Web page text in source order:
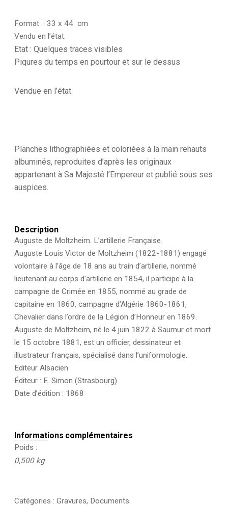
De
Moltzheim
-
Uniforme
-
Historique
-
Second
Empire
Format : 33 x 44 cm
Vendu en l’état.
Etat : Quelques traces visibles
Piqures du temps en pourtour et sur le dessus
Vendue en l’état.
Planches lithographiées et coloriées à la main rehauts
albuminés, reproduites d’après les originaux
appartenant à Sa Majesté l’Empereur et publié sous ses
auspices.
Description
Auguste de Moltzheim. L’artillerie Française.
Auguste Louis Victor de Moltzheim (1822-1881) engagé
volontaire à l’âge de 18 ans au train d’artillerie, nommé
lieutenant au corps d’artillerie en 1854, il participe à la
campagne de Crimée en 1855, nommé au grade de
capitaine en 1860, campagne d’Algérie 1860-1861,
Chevalier dans l’ordre de la Légion d’Honneur en 1869.
Auguste de Moltzheim, né le 4 juin 1822 à Saumur et mort
le 15 octobre 1881, est un officier, dessinateur et
illustrateur français, spécialisé dans l’uniformologie.
Editeur Alsacien
Éditeur : E. Simon (Strasbourg)
Date d’édition : 1868
Informations complémentaires
Poids
0,500 kg
Catégories : Gravures, Documents